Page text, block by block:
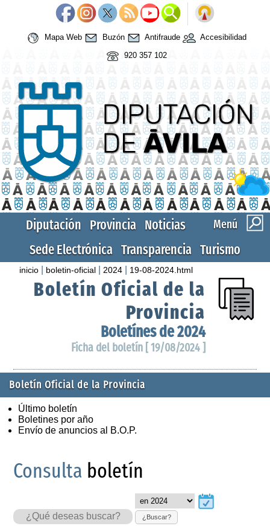
Mapa Web Buzón Antifraude
Accesibilidad
920 357 102
Menú
Diputación Provincia Noticias
Sede Electrónica Transparencia Turismo
inicio boletin-oficial 2024 19-08-2024.html
Boletín Oficial de la
Provincia
Boletínes de 2024
Ficha del boletín [ 19/08/2024 ]
Boletín Oficial de la Provincia
Último boletín
Boletines por año
Envío de anuncios al B.O.P.
Consulta boletín
¿Buscar?